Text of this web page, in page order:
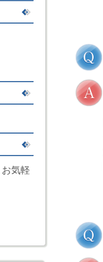
気軽